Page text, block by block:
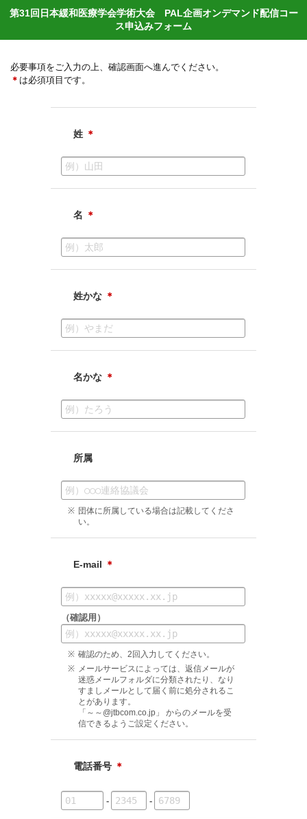
第31回日本緩和医療学会学術大会 PAL企画オンデマンド配信コー
ス申込みフォーム
必要事項をご入力の上、確認画面へ進んでください。
＊ は必須項目です。
姓 ＊
名 ＊
姓かな ＊
名かな ＊
所属
団体に所属している場合は記載してくださ
い。
E-mail ＊
（確認用）
確認のため、2回入力してください。
メールサービスによっては、返信メールが
迷惑メールフォルダに分類されたり、なり
すましメールとして届く前に処分されるこ
とがあります。
「～～@jtbcom.co.jp」 からのメールを受
信できるようご設定ください。
電話番号 ＊
- -